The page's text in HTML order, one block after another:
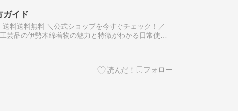
ガイド
料送料無料 ＼公式ショップを今すぐチェック！／
芸品の伊勢木綿着物の魅力と特徴がわかる日常使い